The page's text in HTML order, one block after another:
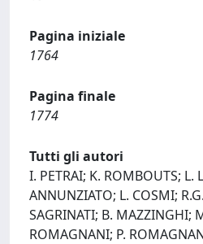
Pagina iniziale
1764
Pagina finale
1774
Tutti gli autori
I. PETRAI; K. ROMBOUTS; L.
ANNUNZIATO; L. COSMI;
SAGRINATI; B. MAZZINGHI;
ROMAGNANI; P.